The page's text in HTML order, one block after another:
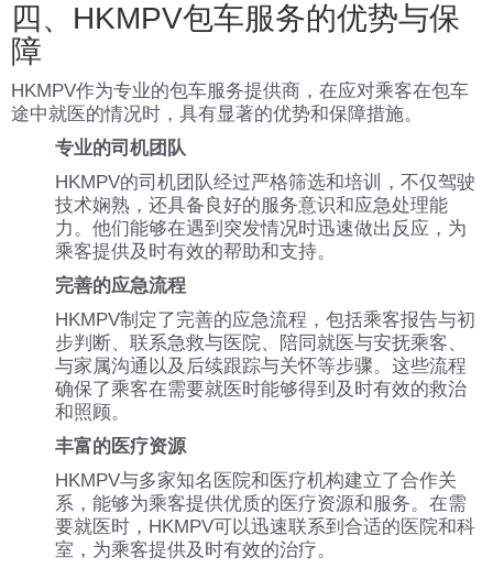
四、HKMPV包车服务的优势与保
障
HKMPV作为专业的包车服务提供商，在应对乘客在包车
途中就医的情况时，具有显著的优势和保障措施。
专业的司机团队
HKMPV的司机团队经过严格筛选和培训，不仅驾驶
技术娴熟，还具备良好的服务意识和应急处理能
力。他们能够在遇到突发情况时迅速做出反应，为
乘客提供及时有效的帮助和支持。
完善的应急流程
HKMPV制定了完善的应急流程，包括乘客报告与初
步判断、联系急救与医院、陪同就医与安抚乘客、
与家属沟通以及后续跟踪与关怀等步骤。这些流程
确保了乘客在需要就医时能够得到及时有效的救治
和照顾。
丰富的医疗资源
HKMPV与多家知名医院和医疗机构建立了合作关
系，能够为乘客提供优质的医疗资源和服务。在需
要就医时，HKMPV可以迅速联系到合适的医院和科
室，为乘客提供及时有效的治疗。